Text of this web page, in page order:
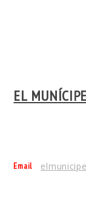
EL MUNÍCIPE
Email